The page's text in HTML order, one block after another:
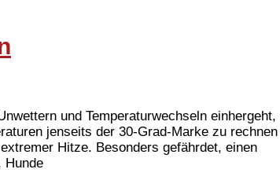
und Temperaturwechseln einhergeht,
jenseits der 30-Grad-Marke zu rechnen
Hitze. Besonders gefährdet, einen
Hunde